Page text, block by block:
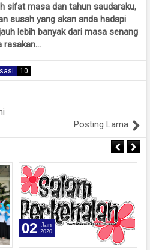
sifat masa dan tahun saudaraku,
susah yang akan anda hadapi
lebih banyak dari masa senang
rasakan...
10
Posting Lama
02 Jan
2020